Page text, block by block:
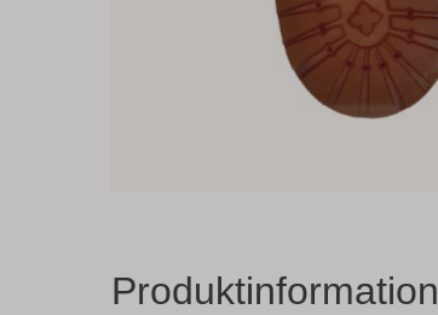
Produktinformation